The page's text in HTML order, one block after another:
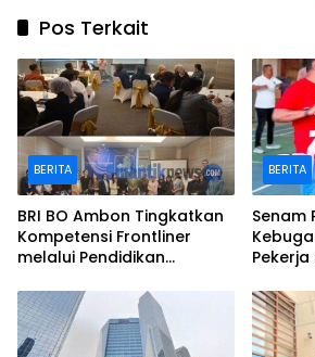
Pos Terkait
BERITA
BRI BO Ambon Tingkatkan
Kompetensi Frontliner
melalui Pendidikan
BERITA
Senam